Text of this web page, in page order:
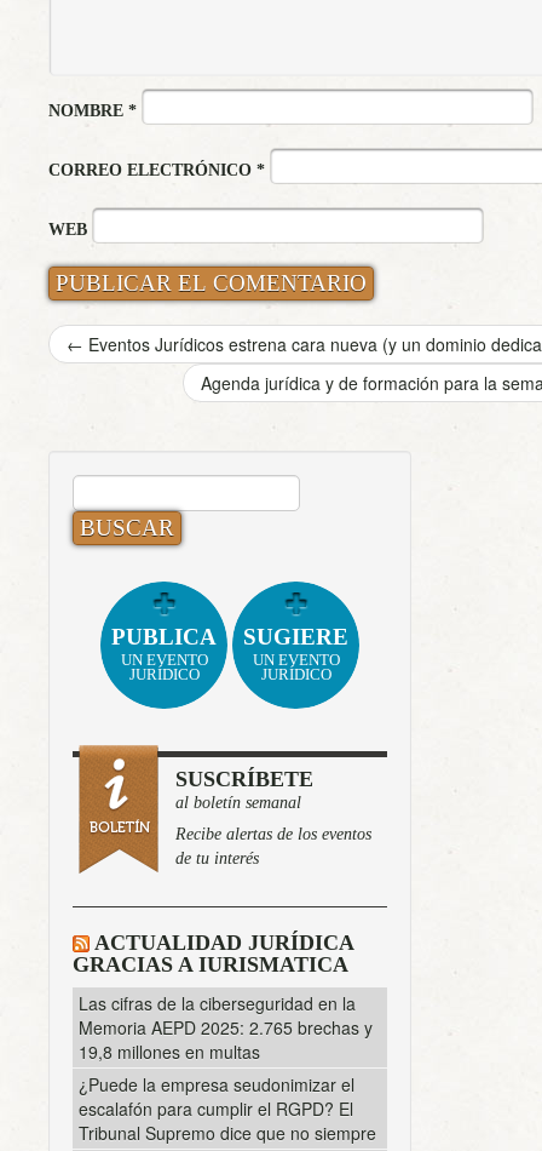
NOMBRE *
CORREO ELECTRÓNICO *
WEB
← Eventos Jurídicos estrena cara nueva (y un dominio
Agenda jurídica y de formación para la
BUSCAR:
PUBLICA
UN EVENTO
JURÍDICO
SUGIERE
UN EVENTO
JURÍDICO
SUSCRÍBETE
al boletín semanal
Recibe alertas de los eventos
de tu interés
ACTUALIDAD JURÍDICA
GRACIAS A IURISMATICA
Las cifras de la ciberseguridad en la
Memoria AEPD 2025: 2.765 brechas y
19,8 millones en multas
¿Puede la empresa seudonimizar el
escalafón para cumplir el RGPD? El
Tribunal Supremo dice que no siempre